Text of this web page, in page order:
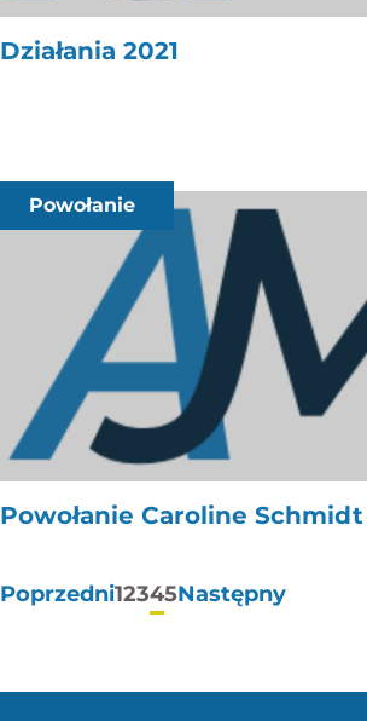
Działania 2021
Powołanie
Powołanie Caroline Schmidt
Stronicowanie
Poprzedni12345Następny